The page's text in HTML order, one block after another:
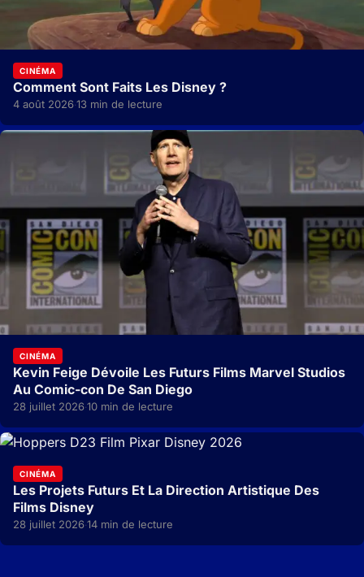
CINÉMA
Comment Sont Faits Les Disney ?
4 août 2026·13 min de lecture
CINÉMA
Kevin Feige Dévoile Les Futurs Films Marvel Studios
Au Comic-con De San Diego
28 juillet 2026·10 min de lecture
CINÉMA
Les Projets Futurs Et La Direction Artistique Des
Films Disney
28 juillet 2026·14 min de lecture